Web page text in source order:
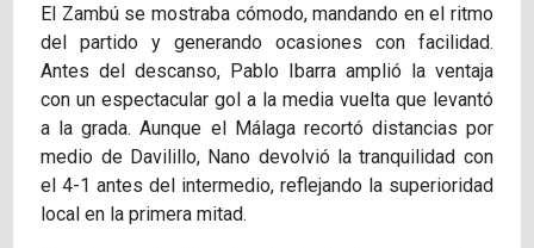
El Zambú se mostraba cómodo, mandando en el ritmo
del partido y generando ocasiones con facilidad.
Antes del descanso, Pablo Ibarra amplió la ventaja
con un espectacular gol a la media vuelta que levantó
a la grada. Aunque el Málaga recortó distancias por
medio de Davilillo, Nano devolvió la tranquilidad con
el 4-1 antes del intermedio, reflejando la superioridad
local en la primera mitad.